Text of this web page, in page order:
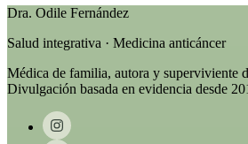
Dra. Odile Fernández
Salud integrativa · Medicina anticáncer
Médica de familia, autora y superviviente
Divulgación basada en evidencia desde